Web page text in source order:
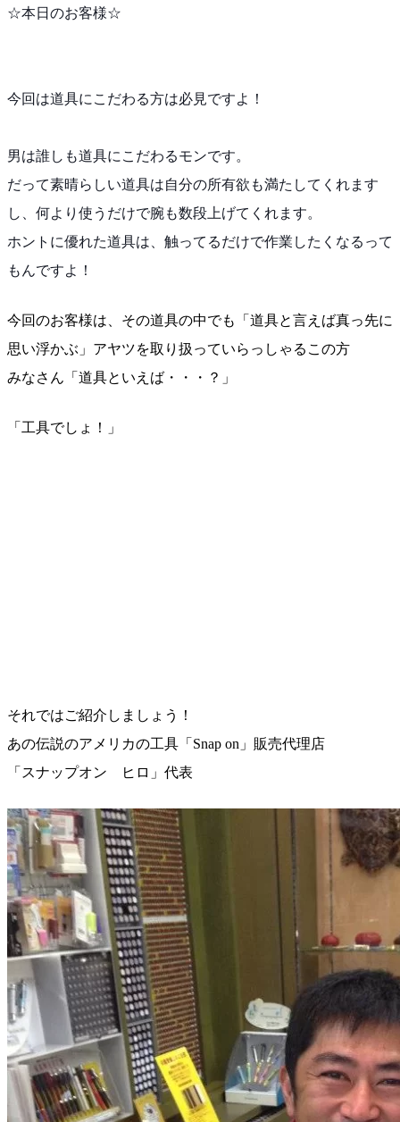
☆本日のお客様☆
今回は道具にこだわる方は必見ですよ！
男は誰しも道具にこだわるモンです。
だって素晴らしい道具は自分の所有欲も満たしてくれます
し、何より使うだけで腕も数段上げてくれます。
ホントに優れた道具は、触ってるだけで作業したくなるって
もんですよ！
今回のお客様は、その道具の中でも「道具と言えば真っ先に
思い浮かぶ」アヤツを取り扱っていらっしゃるこの方
みなさん「道具といえば・・・？」
「工具でしょ！」
それではご紹介しましょう！
あの伝説のアメリカの工具「Snap on」販売代理店
「スナップオン ヒロ」代表